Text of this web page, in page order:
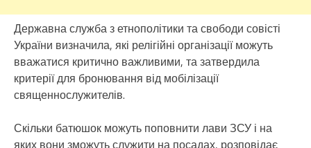
Державна служба з етнополітики та свободи совісті
України визначила, які релігійні організації можуть
вважатися критично важливими, та затвердила
критерії для бронювання від мобілізації
священнослужителів.
Скільки батюшок можуть поповнити лави ЗСУ і на